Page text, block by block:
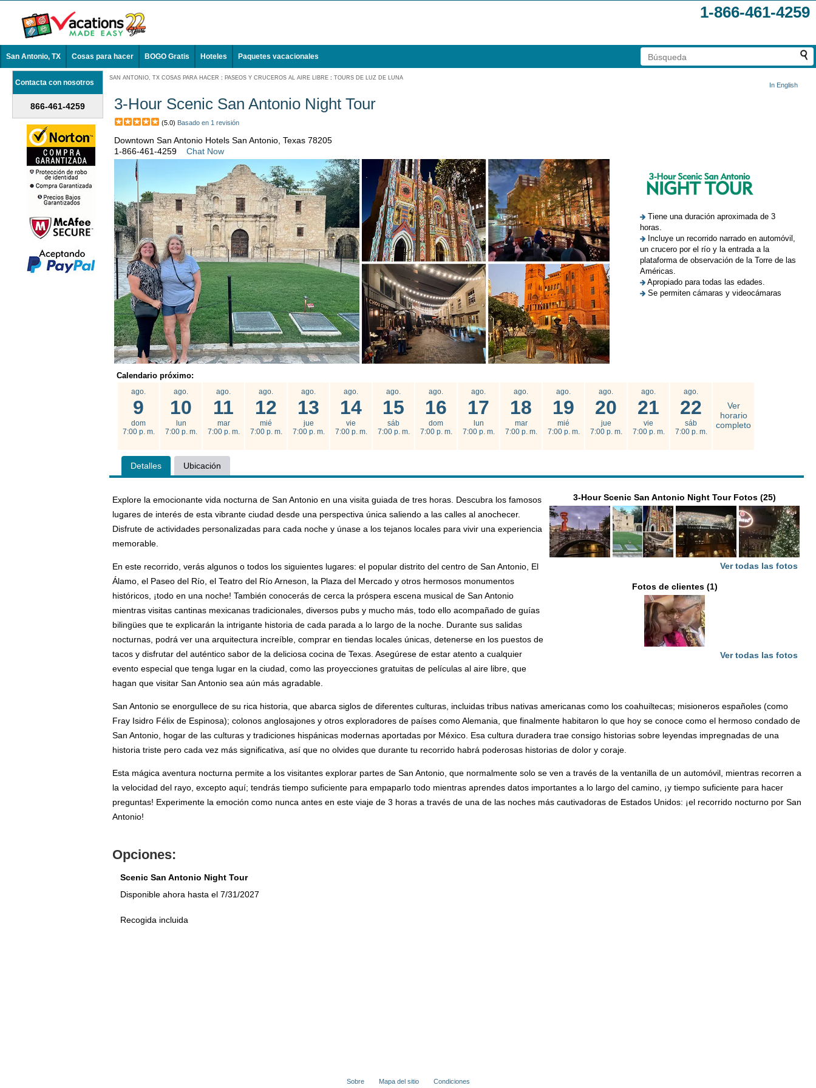
1-866-461-4259
San Antonio, TX Cosas para hacer BOGO Gratis Hoteles Paquetes vacacionales
Contacta con nosotros
866-461-4259
SAN ANTONIO, TX COSAS PARA HACER : PASEOS Y CRUCEROS AL AIRE LIBRE : TOURS DE LUZ DE LUNA
In English
3-Hour Scenic San Antonio Night Tour
(5.0) Basado en 1 revisión
Downtown San Antonio Hotels San Antonio, Texas 78205
1-866-461-4259
Chat Now
Tiene una duración aproximada de 3
horas.
Incluye un recorrido narrado en automóvil,
un crucero por el río y la entrada a la
plataforma de observación de la Torre de las
Américas.
Apropiado para todas las edades.
Se permiten cámaras y videocámaras
Calendario próximo:
ago.
9
dom
7:00 p. m.
ago.
10
lun
7:00 p. m.
ago.
11
mar
7:00 p. m.
ago.
12
mié
7:00 p. m.
ago.
13
jue
7:00 p. m.
ago.
14
vie
7:00 p. m.
ago.
15
sáb
7:00 p. m.
ago.
16
dom
7:00 p. m.
ago.
17
lun
7:00 p. m.
ago.
18
mar
7:00 p. m.
ago.
19
mié
7:00 p. m.
ago.
20
jue
7:00 p. m.
ago.
21
vie
7:00 p. m.
ago.
22
sáb
7:00 p. m.
Ver
horario
completo
Detalles Ubicación
3-Hour Scenic San Antonio Night Tour Fotos (25)
Ver todas las fotos
Fotos de clientes (1)
Ver todas las fotos
Explore la emocionante vida nocturna de San Antonio en una visita guiada de tres horas. Descubra los famosos
lugares de interés de esta vibrante ciudad desde una perspectiva única saliendo a las calles al anochecer.
Disfrute de actividades personalizadas para cada noche y únase a los tejanos locales para vivir una experiencia
memorable.
En este recorrido, verás algunos o todos los siguientes lugares: el popular distrito del centro de San Antonio, El
Álamo, el Paseo del Río, el Teatro del Río Arneson, la Plaza del Mercado y otros hermosos monumentos
históricos, ¡todo en una noche! También conocerás de cerca la próspera escena musical de San Antonio
mientras visitas cantinas mexicanas tradicionales, diversos pubs y mucho más, todo ello acompañado de guías
bilingües que te explicarán la intrigante historia de cada parada a lo largo de la noche. Durante sus salidas
nocturnas, podrá ver una arquitectura increíble, comprar en tiendas locales únicas, detenerse en los puestos de
tacos y disfrutar del auténtico sabor de la deliciosa cocina de Texas. Asegúrese de estar atento a cualquier
evento especial que tenga lugar en la ciudad, como las proyecciones gratuitas de películas al aire libre, que
hagan que visitar San Antonio sea aún más agradable.
San Antonio se enorgullece de su rica historia, que abarca siglos de diferentes culturas, incluidas tribus nativas americanas como los coahuiltecas; misioneros españoles (como
Fray Isidro Félix de Espinosa); colonos anglosajones y otros exploradores de países como Alemania, que finalmente habitaron lo que hoy se conoce como el hermoso condado de
San Antonio, hogar de las culturas y tradiciones hispánicas modernas aportadas por México. Esa cultura duradera trae consigo historias sobre leyendas impregnadas de una
historia triste pero cada vez más significativa, así que no olvides que durante tu recorrido habrá poderosas historias de dolor y coraje.
Esta mágica aventura nocturna permite a los visitantes explorar partes de San Antonio, que normalmente solo se ven a través de la ventanilla de un automóvil, mientras recorren a
la velocidad del rayo, excepto aquí; tendrás tiempo suficiente para empaparlo todo mientras aprendes datos importantes a lo largo del camino, ¡y tiempo suficiente para hacer
preguntas! Experimente la emoción como nunca antes en este viaje de 3 horas a través de una de las noches más cautivadoras de Estados Unidos: ¡el recorrido nocturno por San
Antonio!
Opciones:
Scenic San Antonio Night Tour
Disponible ahora hasta el 7/31/2027
Recogida incluida
Sobre Mapa del sitio Condiciones